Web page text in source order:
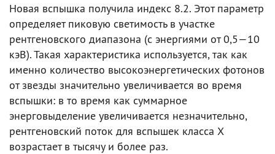
Новая вспышка получила индекс 8.2. Этот параметр
определяет пиковую светимость в участке
рентгеновского диапазона (с энергиями от 0,5—10
кэВ). Такая характеристика используется, так как
именно количество высокоэнергетических фотонов
от звезды значительно увеличивается во время
вспышки: в то время как суммарное
энерговыделение увеличивается незначительно,
рентгеновский поток для вспышек класса X
возрастает в тысячу и более раз.